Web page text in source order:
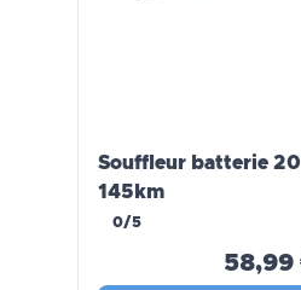
Souffleur batterie
145km
0/5
58,99